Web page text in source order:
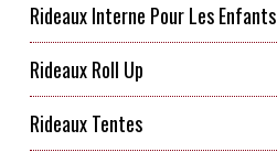
Rideaux Interne Pour Les Enfants
Rideaux Roll Up
Rideaux Tentes